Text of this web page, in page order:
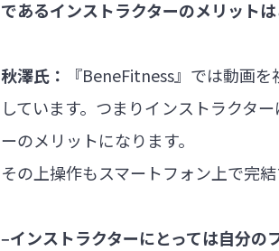
であるインストラクターのメリット
秋澤氏：
『BeneFitness』では動画
しています。つまりインストラクタ
ーのメリットになります。
その上操作もスマートフォン上で完
‒インストラクターにとっては自分の